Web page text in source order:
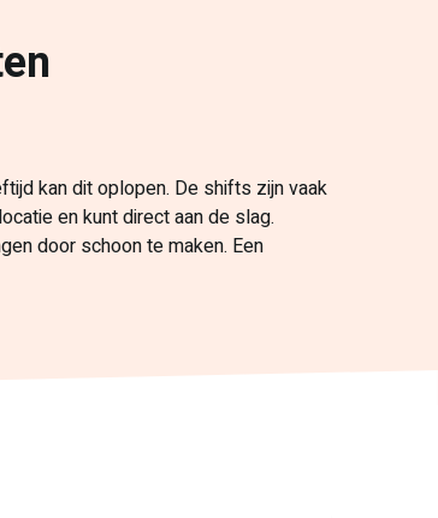
kan dit oplopen. De shifts zijn vaak
en kunt direct aan de slag.
door schoon te maken. Een